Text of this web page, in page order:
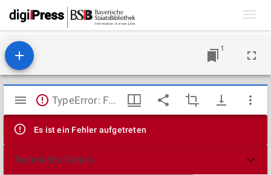
1
Mirador
Viewer
TypeError: Failed to fetch
Es ist ein Fehler aufgetreten
Technische Details